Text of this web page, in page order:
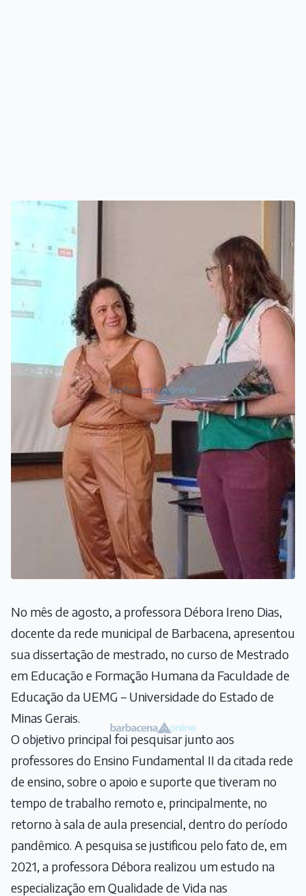
No mês de agosto, a professora Débora Ireno Dias,
docente da rede municipal de Barbacena, apresentou
sua dissertação de mestrado, no curso de Mestrado
em Educação e Formação Humana da Faculdade de
Educação da UEMG – Universidade do Estado de
Minas Gerais.
O objetivo principal foi pesquisar junto aos
professores do Ensino Fundamental II da citada rede
de ensino, sobre o apoio e suporte que tiveram no
tempo de trabalho remoto e, principalmente, no
retorno à sala de aula presencial, dentro do período
pandêmico. A pesquisa se justificou pelo fato de, em
2021, a professora Débora realizou um estudo na
especialização em Qualidade de Vida nas